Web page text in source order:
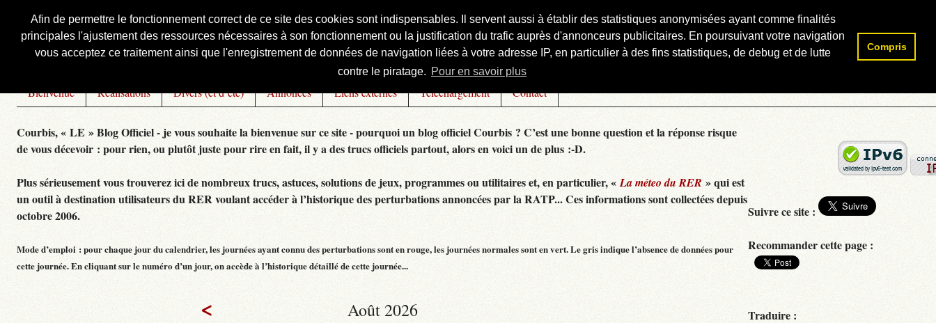
Afin de permettre le fonctionnement correct de ce site des cookies sont indispensables. Il servent aussi à établir des statistiques anonymisées ayant comme finalités
principales l'ajustement des ressources nécessaires à son fonctionnement ou la justification du trafic auprès d'annonceurs publicitaires. En poursuivant votre navigation
vous acceptez ce traitement ainsi que l'enregistrement de données de navigation liées à votre adresse IP, en particulier à des fins statistiques, de debug et de lutte
contre le piratage. Pour en savoir plus
Compris
Courbis, « LE » Blog Officiel
Bienvenue Réalisations Divers (et d’été) Annonces Liens externes Téléchargement Contact
Courbis, « LE » Blog Officiel - je vous souhaite la bienvenue sur ce site - pourquoi un blog officiel Courbis ? C’est une bonne question et la réponse risque
de vous décevoir : pour rien, ou plutôt juste pour rire en fait, il y a des trucs officiels partout, alors en voici un de plus :-D.
Plus sérieusement vous trouverez ici de nombreux trucs, astuces, solutions de jeux, programmes ou utilitaires et, en particulier, «La méteo du RER » qui est
un outil à destination utilisateurs du RER voulant accéder à l’historique des perturbations annoncées par la RATP... Ces informations sont collectées depuis
octobre 2006.
Mode d’emploi : pour chaque jour du calendrier, les journées ayant connu des perturbations sont en rouge, les journées normales sont en vert. Le gris indique l’absence de données pour
cette journée. En cliquant sur le numéro d’un jour, on accède à l’historique détaillé de cette journée...
< Août 2026
Rechercher :
Suivre ce site :
Recommander cette page :
Traduire :